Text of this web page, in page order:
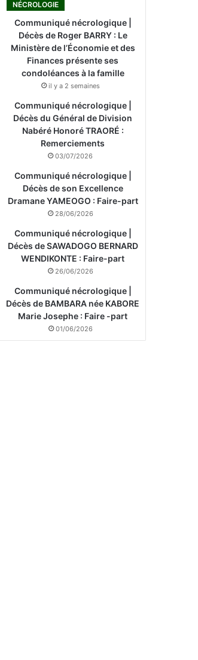
NÉCROLOGIE
Communiqué nécrologique |
Décès de Roger BARRY : Le
Ministère de l’Économie et des
Finances présente ses
condoléances à la famille
il y a 2 semaines
Communiqué nécrologique |
Décès du Général de Division
Nabéré Honoré TRAORÉ :
Remerciements
03/07/2026
Communiqué nécrologique |
Décès de son Excellence
Dramane YAMEOGO : Faire-part
28/06/2026
Communiqué nécrologique |
Décès de SAWADOGO BERNARD
WENDIKONTE : Faire-part
26/06/2026
Communiqué nécrologique |
Décès de BAMBARA née KABORE
Marie Josephe : Faire -part
01/06/2026